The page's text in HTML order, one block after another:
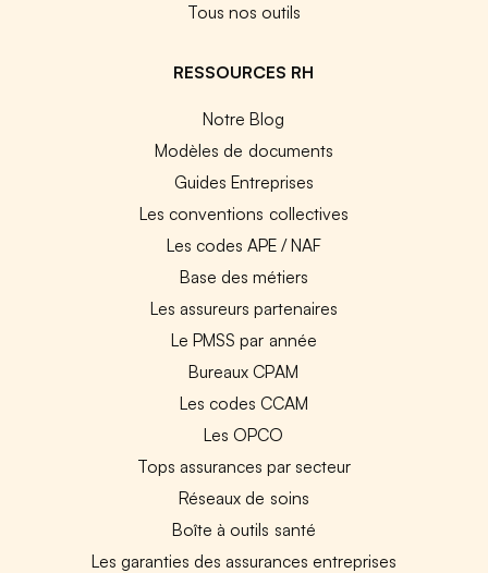
Tous nos outils
RESSOURCES RH
Notre Blog
Modèles de documents
Guides Entreprises
Les conventions collectives
Les codes APE / NAF
Base des métiers
Les assureurs partenaires
Le PMSS par année
Bureaux CPAM
Les codes CCAM
Les OPCO
Tops assurances par secteur
Réseaux de soins
Boîte à outils santé
Les garanties des assurances entreprises